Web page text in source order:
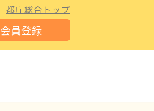
都庁総合トップ
会員登録